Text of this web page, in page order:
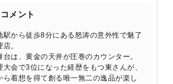
メント
駅から徒歩8分にある怒涛の意外性で魅了
。
台は、黄金の天井が圧巻のカウンター。
大会で3位になった経歴をもつ東さんが、
ら着想を得て創る唯一無二の逸品が楽し